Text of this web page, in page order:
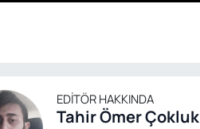
EDITÖR HAKKINDA
Tahir Ömer Çokluk